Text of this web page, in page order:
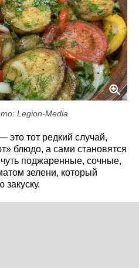
Legion-Media
тот редкий случай,
блюдо, а сами становятся
поджаренные, сочные,
зелени, который
закуску.